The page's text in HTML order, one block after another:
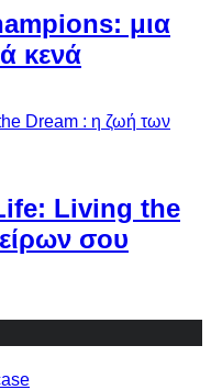
μια
κενά
Living the
σου